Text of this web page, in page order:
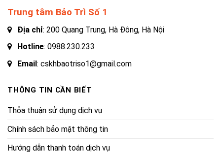
Trung tâm Bảo Trì Số 1
Địa chỉ: 200 Quang Trung, Hà Đông, Hà Nội
Hotline: 0988.230.233
Email: cskhbaotriso1@gmail.com
THÔNG TIN CẦN BIẾT
Thỏa thuận sử dụng dịch vụ
Chính sách bảo mật thông tin
Hướng dẫn thanh toán dịch vụ